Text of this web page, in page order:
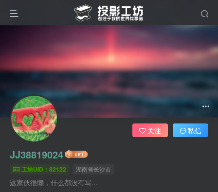
JJ38819024
工坊UID：82122 湖南省长沙市
这家伙很懒，什么都没有写...
关注 私信